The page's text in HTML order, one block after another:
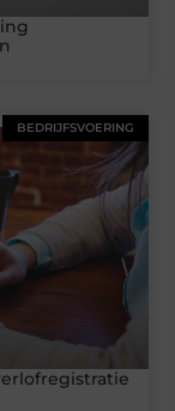
BEDRIJFSVOERING